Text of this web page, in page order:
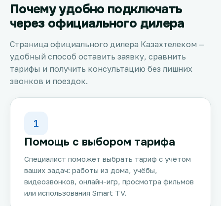
Почему удобно подключать
через официального дилера
Страница официального дилера Казахтелеком —
удобный способ оставить заявку, сравнить
тарифы и получить консультацию без лишних
звонков и поездок.
1
Помощь с выбором тарифа
Специалист поможет выбрать тариф с учётом
ваших задач: работы из дома, учёбы,
видеозвонков, онлайн-игр, просмотра фильмов
или использования Smart TV.